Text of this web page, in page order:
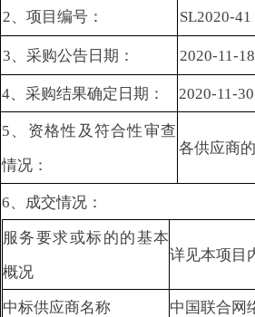
2、项目编号： SL2020-41
3、采购公告日期： 2020-11-18
4、采购结果确定日期： 2020-11-30
5、资格性及符合性审查
情况：
各供应商
6、成交情况：
服务要求或标的的基本
概况
详见本项目
中标供应商名称 中国联合网